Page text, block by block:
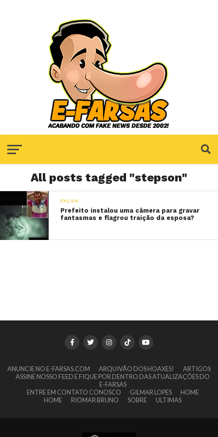
All posts tagged "stepson"
FALSO
Prefeito instalou uma câmera para gravar
fantasmas e flagrou traição da esposa?
ANUNCIE NO E-FARSAS.COM ARQUIVÃO DOS HOAXES!
ARTIGOS
ASSINE NOSSO FEED E FIQUE POR DENTRO DAS ATUALIZAÇÕES DO
E-FARSAS
ENTRE EM CONTATO CONOSCO
GILMAR LOPES
HOME
HOME
RIOMAR BRUNO SOBRE ULTIMAS